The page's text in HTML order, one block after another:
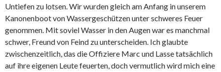
Untiefen zu lotsen. Wir wurden gleich am Anfang in unserem
Kanonenboot von Wassergeschützen unter schweres Feuer
genommen. Mit soviel Wasser in den Augen war es manchmal
schwer, Freund von Feind zu unterscheiden. Ich glaubte
zwischenzeitlich, das die Offiziere Marc und Lasse tatsächlich
auf ihre eigenen Leute feuerten, doch vermutlich wird mich eine